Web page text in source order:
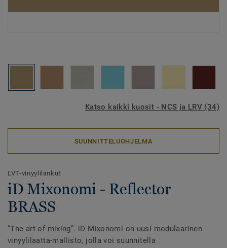
Katso kaikki kuosit - NCS ja LRV (34)
SUUNNITTELUOHJELMA
LVT-vinyylilankut
iD Mixonomi - Reflector
BRASS
“The art of mixing”. iD Mixonomi on uusi modulaarinen
vinyylilaatta-mallisto, jolla voi suunnitella